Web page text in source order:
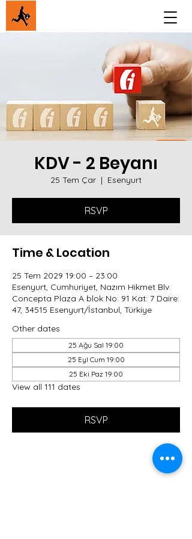
KDV - 2 Beyanı
25 Tem Çar
  |
Esenyurt
RSVP
Time & Location
25 Tem 2029 19:00 – 23:00
Esenyurt, Cumhuriyet, Nazım Hikmet Blv.
Concepta Plaza A blok No: 91 Kat: 7 Daire:
47, 34515 Esenyurt/İstanbul, Türkiye
Other dates
25 Ağu Sal 19:00
25 Eyl Cum 19:00
25 Eki Paz 19:00
View all 111 dates
RSVP